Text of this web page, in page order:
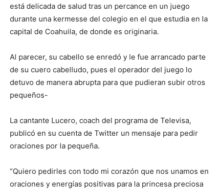
está delicada de salud tras un percance en un juego
durante una kermesse del colegio en el que estudia en la
capital de Coahuila, de donde es originaria.
Al parecer, su cabello se enredó y le fue arrancado parte
de su cuero cabelludo, pues el operador del juego lo
detuvo de manera abrupta para que pudieran subir otros
pequeños-
La cantante Lucero, coach del programa de Televisa,
publicó en su cuenta de Twitter un mensaje para pedir
oraciones por la pequeña.
“Quiero pedirles con todo mi corazón que nos unamos en
oraciones y energías positivas para la princesa preciosa